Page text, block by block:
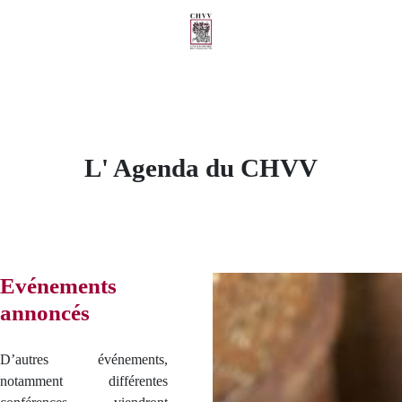
L' Agenda du CHVV
Evénements
annoncés
D’autres événements,
notamment différentes